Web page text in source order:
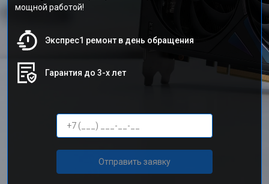
мощной работой!
Экспрес1 ремонт в день обращения
Гарантия до 3-х лет
Отправить заявку